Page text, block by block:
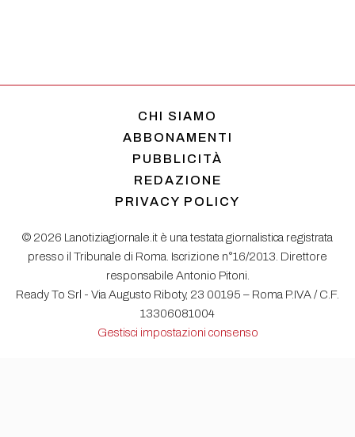
CHI SIAMO
ABBONAMENTI
PUBBLICITÀ
REDAZIONE
PRIVACY POLICY
© 2026 Lanotiziagiornale.it è una testata giornalistica registrata
presso il Tribunale di Roma. Iscrizione n°16/2013. Direttore
responsabile Antonio Pitoni.
Ready To Srl - Via Augusto Riboty, 23 00195 – Roma P.IVA / C.F.
13306081004
Gestisci impostazioni consenso